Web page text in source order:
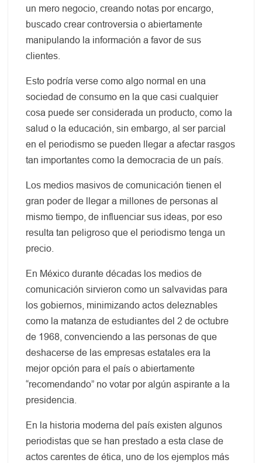
un mero negocio, creando notas por encargo,
buscado crear controversia o abiertamente
manipulando la información a favor de sus
clientes.
Esto podría verse como algo normal en una
sociedad de consumo en la que casi cualquier
cosa puede ser considerada un producto, como la
salud o la educación, sin embargo, al ser parcial
en el periodismo se pueden llegar a afectar rasgos
tan importantes como la democracia de un país.
Los medios masivos de comunicación tienen el
gran poder de llegar a millones de personas al
mismo tiempo, de influenciar sus ideas, por eso
resulta tan peligroso que el periodismo tenga un
precio.
En México durante décadas los medios de
comunicación sirvieron como un salvavidas para
los gobiernos, minimizando actos deleznables
como la matanza de estudiantes del 2 de octubre
de 1968, convenciendo a las personas de que
deshacerse de las empresas estatales era la
mejor opción para el país o abiertamente
“recomendando” no votar por algún aspirante a la
presidencia.
En la historia moderna del país existen algunos
periodistas que se han prestado a esta clase de
actos carentes de ética, uno de los ejemplos más